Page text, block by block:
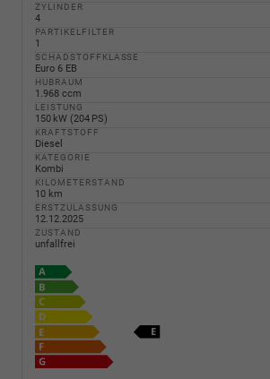
ZYLINDER
4
PARTIKELFILTER
1
SCHADSTOFFKLASSE
Euro 6 EB
HUBRAUM
1.968 ccm
LEISTUNG
150 kW (204 PS)
KRAFTSTOFF
Diesel
KATEGORIE
Kombi
KILOMETERSTAND
10 km
ERSTZULASSUNG
12.12.2025
ZUSTAND
unfallfrei